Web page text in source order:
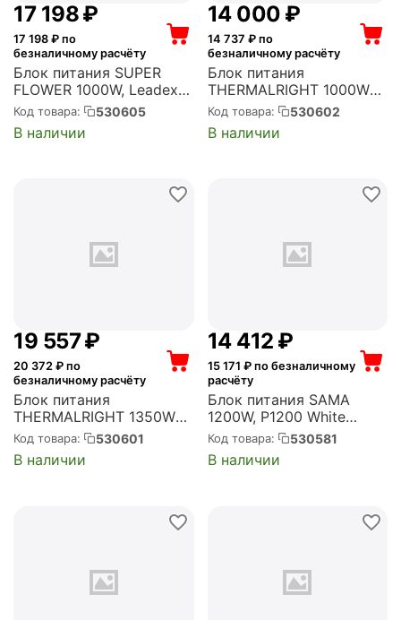
17 198₽
17 198 ₽ по
безналичному расчёту
Блок питания SUPER
FLOWER 1000W, Leadex
VII XG White ATX,
активный PFC, 140 мм,
80 PLUS Gold,
Код товара: 530605
В наличии
14 000 ₽
14 737 ₽ по
безналичному расчёту
Блок питания
THERMALRIGHT 1000W
SFX, активный PFC, 92
мм, 80 PLUS Platinum,
модульные кабели (TR-
Код товара: 530602
В наличии
19 557₽
20 372 ₽ по
безналичному расчёту
Блок питания
THERMALRIGHT 1350W
ATX, активный PFC, 140
мм, 80 PLUS Platinum,
модульные кабели (TR-
Код товара: 530601
В наличии
14 412 ₽
15 171 ₽ по безналичному
расчёту
Блок питания SAMA
1200W, P1200 White
XPH1200-AP ATX,
активный PFC, 140 мм,
80 PLUS Platinum,
Код товара: 530581
В наличии